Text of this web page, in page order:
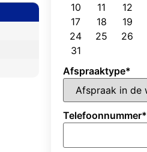
10
11 12
17
18 19
24
25 26
31
Afspraaktype*
Telefoonnummer*